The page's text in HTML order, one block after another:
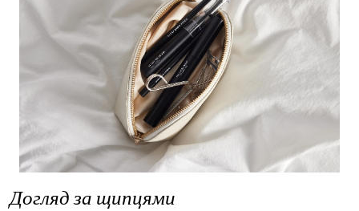
Догляд за щипцями